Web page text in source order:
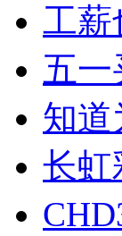
工薪
五一
知道
长虹